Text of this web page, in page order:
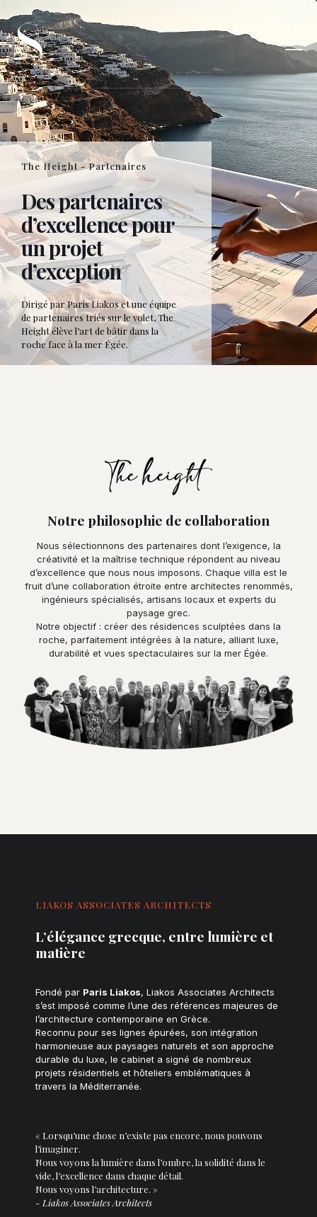
The Height - Partenaires
Des partenaires
d’excellence pour
un projet
d’exception
Dirigé par Paris Liakos et une équipe
de partenaires triés sur le volet, The
Height élève l’art de bâtir dans la
roche face à la mer Égée.
Notre philosophie de collaboration
Nous sélectionnons des partenaires dont l’exigence, la
créativité et la maîtrise technique répondent au niveau
d’excellence que nous nous imposons. Chaque villa est le
fruit d’une collaboration étroite entre architectes renommés,
ingénieurs spécialisés, artisans locaux et experts du
paysage grec.
Notre objectif : créer des résidences sculptées dans la
roche, parfaitement intégrées à la nature, alliant luxe,
durabilité et vues spectaculaires sur la mer Égée.
LIAKOS ASSOCIATES ARCHITECTS
L’élégance grecque, entre lumière et
matière
Fondé par Paris Liakos, Liakos Associates Architects
s’est imposé comme l’une des références majeures de
l’architecture contemporaine en Grèce.
Reconnu pour ses lignes épurées, son intégration
harmonieuse aux paysages naturels et son approche
durable du luxe, le cabinet a signé de nombreux
projets résidentiels et hôteliers emblématiques à
travers la Méditerranée.
« Lorsqu’une chose n’existe pas encore, nous pouvons
l’imaginer.
Nous voyons la lumière dans l’ombre, la solidité dans le
vide, l’excellence dans chaque détail.
Nous voyons l’architecture. »
- Liakos Associates Architects